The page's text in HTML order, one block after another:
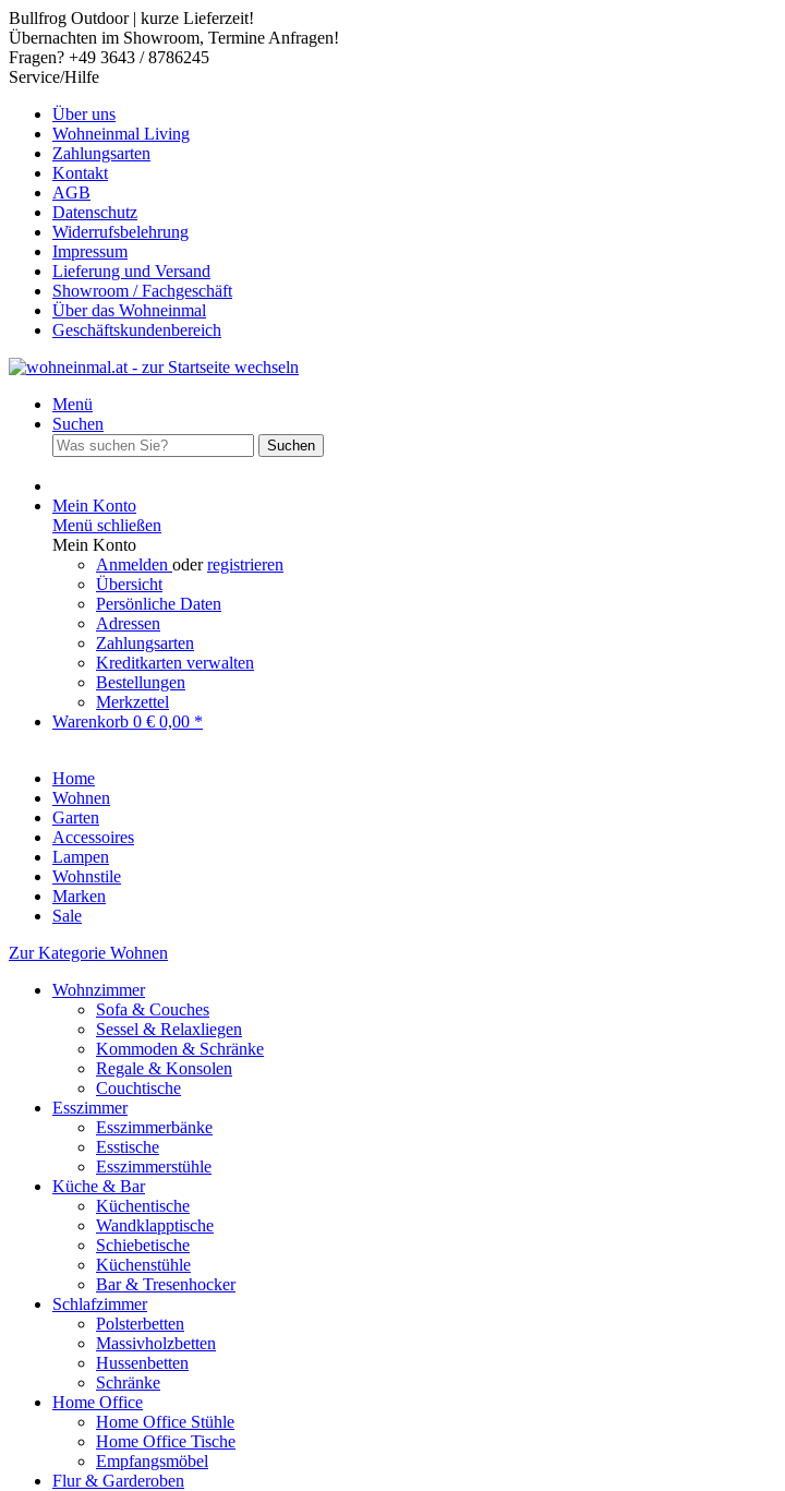
Bullfrog Outdoor | kurze Lieferzeit!
Übernachten im Showroom, Termine Anfragen!
Fragen? +49 3643 / 8786245
Service/Hilfe
Über uns
Wohneinmal Living
Zahlungsarten
Kontakt
AGB
Datenschutz
Widerrufsbelehrung
Impressum
Lieferung und Versand
Showroom / Fachgeschäft
Über das Wohneinmal
Geschäftskundenbereich
Menü
Suchen
Suchen
Mein Konto
Menü schließen
Mein Konto
Anmelden oderregistrieren
Übersicht
Persönliche Daten
Adressen
Zahlungsarten
Kreditkarten verwalten
Bestellungen
Merkzettel
Warenkorb 0 € 0,00 *
Home
Wohnen
Garten
Accessoires
Lampen
Wohnstile
Marken
Sale
Zur Kategorie Wohnen
Wohnzimmer
Sofa & Couches
Sessel & Relaxliegen
Kommoden & Schränke
Regale & Konsolen
Couchtische
Esszimmer
Esszimmerbänke
Esstische
Esszimmerstühle
Küche & Bar
Küchentische
Wandklapptische
Schiebetische
Küchenstühle
Bar & Tresenhocker
Schlafzimmer
Polsterbetten
Massivholzbetten
Hussenbetten
Schränke
Home Office
Home Office Stühle
Home Office Tische
Empfangsmöbel
Flur & Garderoben